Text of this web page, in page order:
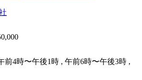
前4時〜午後1時 , 午前6時〜午後3時 ,